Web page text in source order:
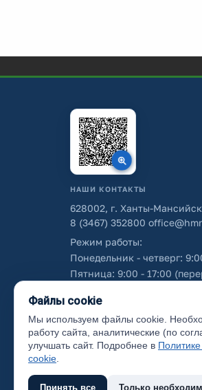
НАШИ КОНТАКТЫ
628002, г. Ханты-
8 (3467) 352800
Режим работы:
Понедельник - четверг:
Пятница: 9:00 - 17:00
Об использовании
Файлы cookie
Мы используем файлы cookie.
работу сайта, аналитические (по
улучшать сайт. Подробнее в
cookie
Принять все Только